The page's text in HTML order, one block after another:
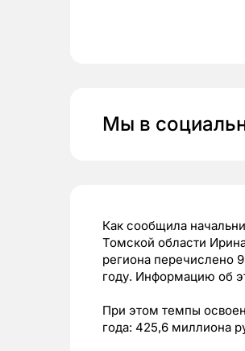
Мы в
Как сообщила
Томской области
региона перечислено
году. Информацию об
При этом темпы
года: 425,6 миллиона